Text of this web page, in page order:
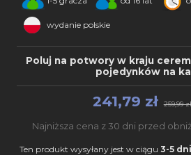
wydanie polskie
Poluj na potwory w kraju
pojedynków na
241,79 zł 259,99 zł
Najniższa cena z 30 dni przed
Ten produkt wysyłany jest w ciągu 3-5 dni